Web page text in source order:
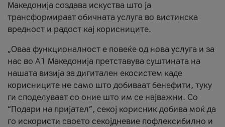
Македонија создава искуства што ја
трансформираат обичната услуга во вистинска
вредност и радост кај корисниците.
„Оваа функционалност е повеќе од нова услуга и за
нас во А1 Македонија претставува суштината на
нашата визија за дигитален екосистем каде
корисниците не само што добиваат бенефити, туку
ги споделуваат со оние што им се најважни. Со
“Подари на пријател”, секој корисник добива моќ да
го искористи своето секојдневие пофлексибилно и